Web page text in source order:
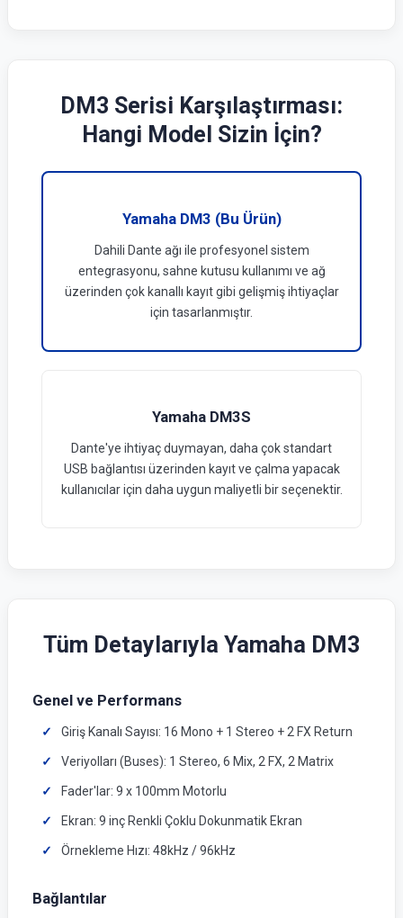
DM3 Serisi Karşılaştırması:
Hangi Model Sizin İçin?
Yamaha DM3 (Bu Ürün)
Dahili Dante ağı ile profesyonel sistem
entegrasyonu, sahne kutusu kullanımı ve ağ
üzerinden çok kanallı kayıt gibi gelişmiş ihtiyaçlar
için tasarlanmıştır.
Yamaha DM3S
Dante'ye ihtiyaç duymayan, daha çok standart
USB bağlantısı üzerinden kayıt ve çalma yapacak
kullanıcılar için daha uygun maliyetli bir seçenektir.
Tüm Detaylarıyla Yamaha DM3
Genel ve Performans
Giriş Kanalı Sayısı: 16 Mono + 1 Stereo + 2 FX Return
Veriyolları (Buses): 1 Stereo, 6 Mix, 2 FX, 2 Matrix
Fader'lar: 9 x 100mm Motorlu
Ekran: 9 inç Renkli Çoklu Dokunmatik Ekran
Örnekleme Hızı: 48kHz / 96kHz
Bağlantılar